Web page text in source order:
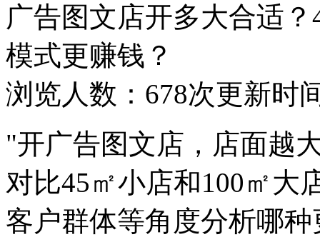
广告图文店开多大合适
模式更赚钱？
浏览人数： 678次更新时
"开广告图文店，店面越
对比45㎡小店和100㎡大
客户群体等角度分析哪